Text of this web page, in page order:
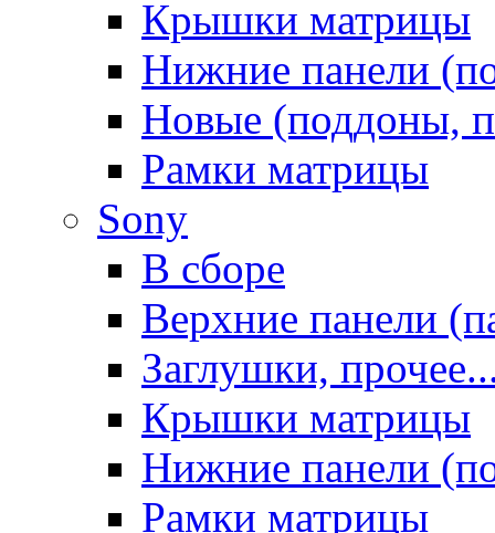
Крышки матрицы
Нижние панели
Новые (поддоны,
Рамки матрицы
Sony
В сборе
Верхние панели
Заглушки,
Крышки матрицы
Нижние панели
Рамки матрицы